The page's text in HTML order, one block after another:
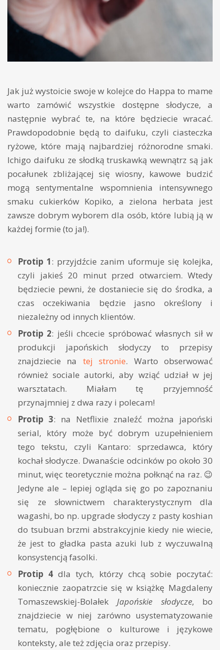
Jak już wystoicie swoje w kolejce do Happa to mame
warto zamówić wszystkie dostępne słodycze, a
następnie wybrać te, na które będziecie wracać.
Prawdopodobnie będą to daifuku, czyli ciasteczka
ryżowe, które mają najbardziej różnorodne smaki.
Ichigo daifuku ze słodką truskawką wewnątrz są jak
pocałunek zbliżającej się wiosny, kawowe budzić
mogą sentymentalne wspomnienia intensywnego
smaku cukierków Kopiko, a zielona herbata jest
zawsze dobrym wyborem dla osób, które lubią ją w
każdej formie (to ja!).
Protip 1: przyjdźcie zanim uformuje się kolejka,
czyli jakieś 20 minut przed otwarciem. Wtedy
będziecie pewni, że dostaniecie się do środka, a
czas oczekiwania będzie jasno określony i
niezależny od innych klientów.
Protip 2: jeśli chcecie spróbować własnych sił w
produkcji japońskich słodyczy to przepisy
znajdziecie na tej stronie. Warto obserwować
również sociale autorki, aby wziąć udział w jej
warsztatach. Miałam tę przyjemność
przynajmniej z dwa razy i polecam!
Protip 3: na Netflixie znaleźć można japoński
serial, który może być dobrym uzupełnieniem
tego tekstu, czyli Kantaro: sprzedawca, który
kochał słodycze. Dwanaście odcinków po około 30
minut, więc teoretycznie można połknąć na raz. 😉
Jedyne ale – lepiej ogląda się go po zapoznaniu
się ze słownictwem charakterystycznym dla
wagashi, bo np. upgrade słodyczy z pasty koshian
do tsubuan brzmi abstrakcyjnie kiedy nie wiecie,
że jest to gładka pasta azuki lub z wyczuwalną
konsystencją fasolki.
Protip 4 dla tych, którzy chcą sobie poczytać:
koniecznie zaopatrzcie się w książkę Magdaleny
Tomaszewskiej-BolałekJapońskie słodycze, bo
znajdziecie w niej zarówno usystematyzowanie
tematu, pogłębione o kulturowe i językowe
konteksty, ale też zdjęcia oraz przepisy.